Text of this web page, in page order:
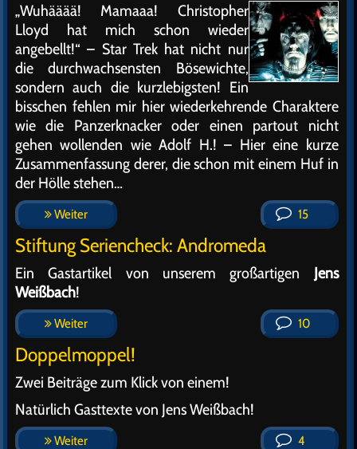
„Wuhääää! Mamaaa! Christopher
Lloyd hat mich schon wieder
angebellt!“ – Star Trek hat nicht nur
die durchwachsensten Bösewichte,
sondern auch die kurzlebigsten! Ein
bisschen fehlen mir hier wiederkehrende Charaktere
wie die Panzerknacker oder einen partout nicht
gehen wollenden wie Adolf H.! – Hier eine kurze
Zusammenfassung derer, die schon mit einem Huf in
der Hölle stehen…
Weiter 15
Stiftung Seriencheck: Andromeda
Ein Gastartikel von unserem großartigen Jens
Weißbach!
Weiter 10
Doppelmoppel!
Zwei Beiträge zum Klick von einem!
Natürlich Gasttexte von Jens Weißbach!
Weiter 4